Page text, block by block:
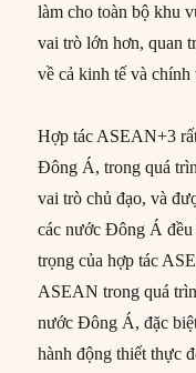
làm cho toàn bộ khu
vai trò lớn hơn, quan
về cả kinh tế và chính
Hợp tác ASEAN+3
Đông Á, trong quá
vai trò chủ đạo, và
các nước Đông Á đều
trọng của hợp tác
ASEAN trong quá
nước Đông Á, đặc
hành động thiết thực